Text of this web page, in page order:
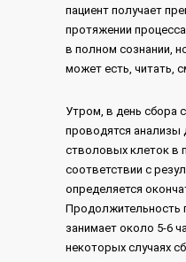
пациент получает
протяжении
в полном сознании,
может есть, читать,
Утром, в день сбора
проводятся анализы
стволовых клеток в
соответствии с
определяется
Продолжительность
занимает около 5-6
некоторых случаях